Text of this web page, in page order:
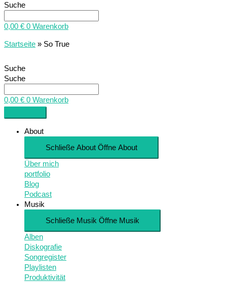
Suche
0,00 € 0 Warenkorb
Startseite » So True
Suche
Suche
0,00 € 0 Warenkorb
About
Schließe About Öffne About
Über mich
portfolio
Blog
Podcast
Musik
Schließe Musik Öffne Musik
Alben
Diskografie
Songregister
Playlisten
Produktivität